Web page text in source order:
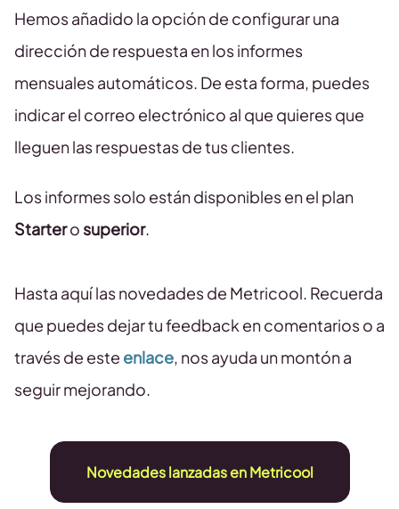
Hemos añadido la opción de configurar una
dirección de respuesta en los informes
mensuales automáticos. De esta forma, puedes
indicar el correo electrónico al que quieres que
lleguen las respuestas de tus clientes.
Los informes solo están disponibles en el plan
Startero superior.
Hasta aquí las novedades de Metricool. Recuerda
que puedes dejar tu feedback en comentarios o a
través de este enlace, nos ayuda un montón a
seguir mejorando.
Novedades lanzadas en Metricool